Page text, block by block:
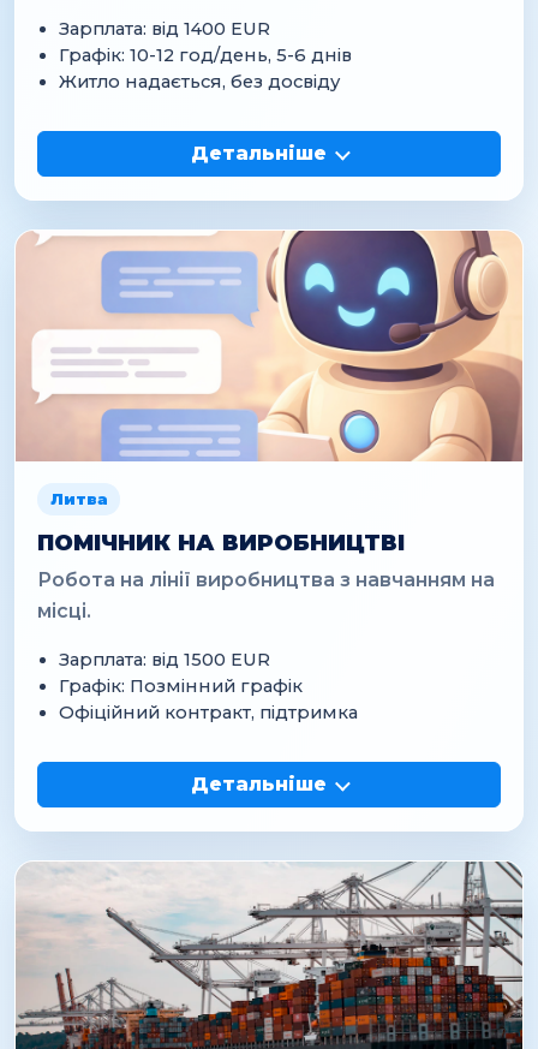
Зарплата: від 1400 EUR
Графік: 10-12 год/день, 5-6 днів
Житло надається, без досвіду
Детальніше
Литва
ПОМІЧНИК НА ВИРОБНИЦТВІ
Робота на лінії виробництва з навчанням на
місці.
Зарплата: від 1500 EUR
Графік: Позмінний графік
Офіційний контракт, підтримка
Детальніше